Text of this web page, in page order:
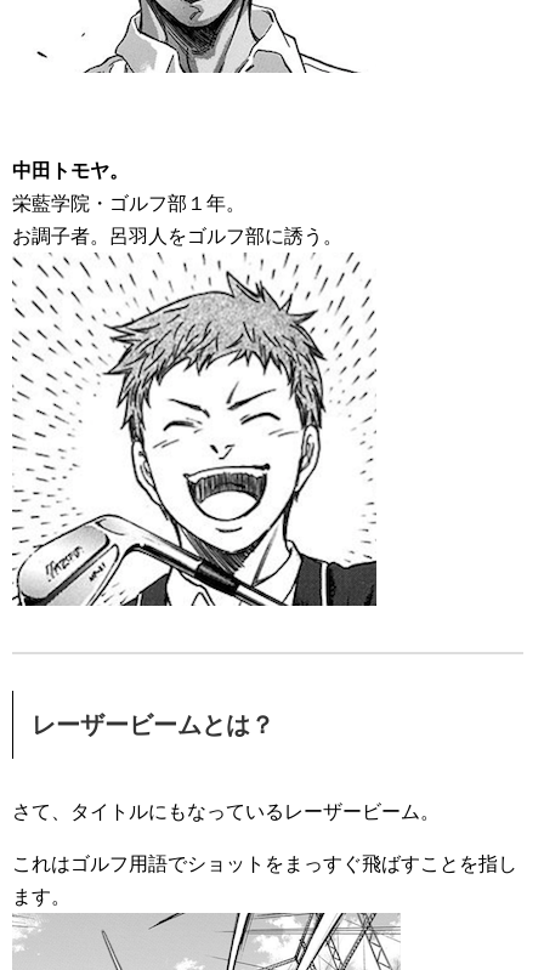
中田トモヤ。
栄藍学院・ゴルフ部１年。
お調子者。呂羽人をゴルフ部に誘う。
レーザービームとは？
さて、タイトルにもなっているレーザービーム。
これはゴルフ用語でショットをまっすぐ飛ばすことを指し
ます。